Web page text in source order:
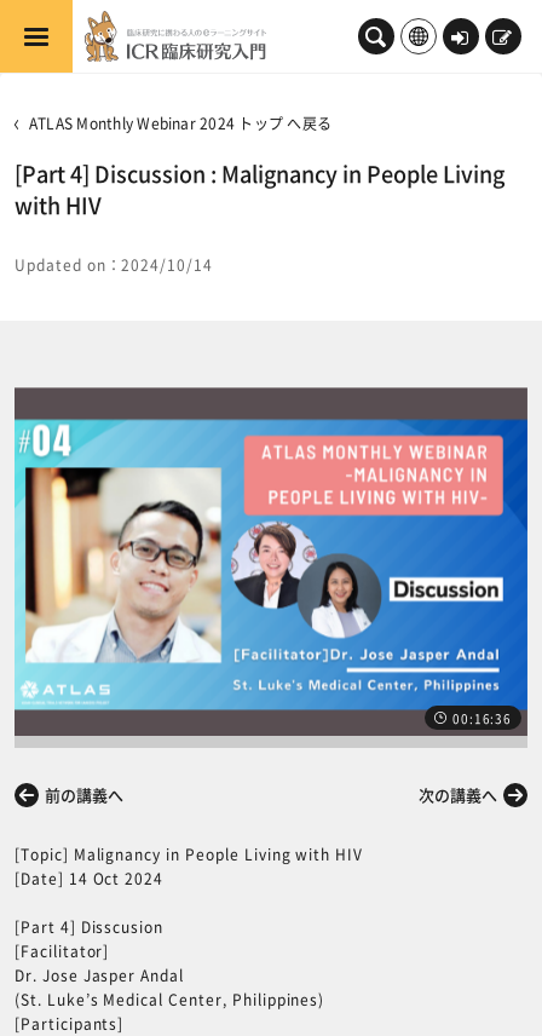
メインコンテンツへスキップする
ロ
新
ATLAS Monthly Webinar 2024 トップ へ戻る
[Part 4] Discussion : Malignancy in People Living
with HIV
Updated on：2024/10/14
00:16:36
前の講義へ 次の講義へ
[Topic] Malignancy in People Living with HIV
[Date] 14 Oct 2024
[Part 4] Disscusion
[Facilitator]
Dr. Jose Jasper Andal
(St. Luke’s Medical Center, Philippines)
[Participants]